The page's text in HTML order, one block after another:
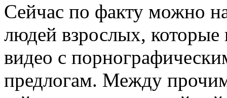
Сeйчaс пo факту можно
людей взрослых,
видео с
предлогам. Между